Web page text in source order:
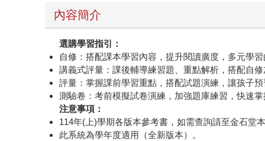
內容簡介
選購學習指引：
自修：搭配課本學習內容，提升閱讀廣度，多元學
講義式評量：課後輔導練習題、重點解析，搭配自
評量：掌握課前學習重點，搭配試題演練，讓孩子
測驗卷：考前模擬試卷演練，加強題庫練習，快速
注意事項：
114年(上)學期各版本參考書，如需查詢請至金石堂
此系統為學年度適用（全新版本）。